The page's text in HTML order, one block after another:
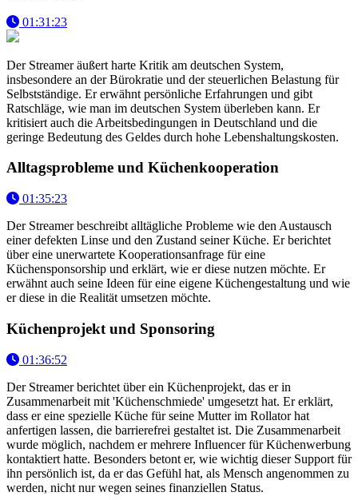
01:31:23
Der Streamer äußert harte Kritik am deutschen System,
insbesondere an der Bürokratie und der steuerlichen Belastung für
Selbstständige. Er erwähnt persönliche Erfahrungen und gibt
Ratschläge, wie man im deutschen System überleben kann. Er
kritisiert auch die Arbeitsbedingungen in Deutschland und die
geringe Bedeutung des Geldes durch hohe Lebenshaltungskosten.
Alltagsprobleme und Küchenkooperation
01:35:23
Der Streamer beschreibt alltägliche Probleme wie den Austausch
einer defekten Linse und den Zustand seiner Küche. Er berichtet
über eine unerwartete Kooperationsanfrage für eine
Küchensponsorship und erklärt, wie er diese nutzen möchte. Er
erwähnt auch seine Ideen für eine eigene Küchengestaltung und wie
er diese in die Realität umsetzen möchte.
Küchenprojekt und Sponsoring
01:36:52
Der Streamer berichtet über ein Küchenprojekt, das er in
Zusammenarbeit mit 'Küchenschmiede' umgesetzt hat. Er erklärt,
dass er eine spezielle Küche für seine Mutter im Rollator hat
anfertigen lassen, die barrierefrei gestaltet ist. Die Zusammenarbeit
wurde möglich, nachdem er mehrere Influencer für Küchenwerbung
kontaktiert hatte. Besonders betont er, wie wichtig dieser Support für
ihn persönlich ist, da er das Gefühl hat, als Mensch angenommen zu
werden, nicht nur wegen seines finanziellen Status.